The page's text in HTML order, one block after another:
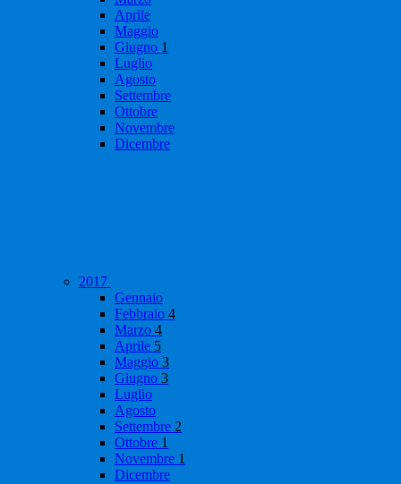
Aprile
Maggio
Giugno 1
Luglio
Agosto
Settembre
Ottobre
Novembre
Dicembre
2017
Gennaio
Febbraio 4
Marzo 4
Aprile 5
Maggio 3
Giugno 3
Luglio
Agosto
Settembre 2
Ottobre 1
Novembre 1
Dicembre